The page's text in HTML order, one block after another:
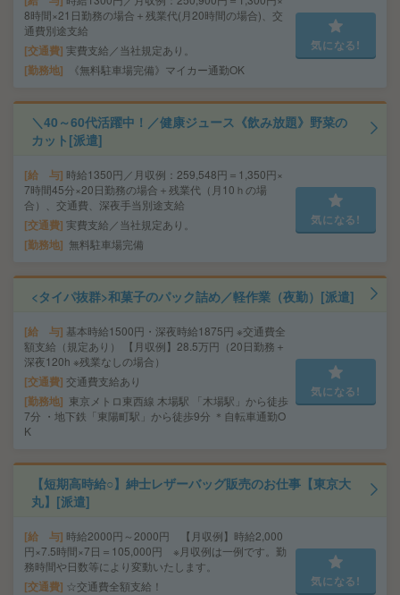
8時間×21日勤務の場合＋残業代(月20時間の場合)、交
通費別途支給
交通費 実費支給／当社規定あり。
勤務地 《無料駐車場完備》マイカー通勤OK
気になる!
＼40～60代活躍中！／健康ジュース《飲み放題》野菜の
カット[派遣]
給 与 時給1350円／月収例：259,548円＝1,350円×
7時間45分×20日勤務の場合＋残業代（月10ｈの場
合）、交通費、深夜手当別途支給
交通費 実費支給／当社規定あり。
勤務地 無料駐車場完備
気になる!
<タイパ抜群>和菓子のパック詰め／軽作業（夜勤）[派遣]
給 与 基本時給1500円・深夜時給1875円 ※交通費全
額支給（規定あり） 【月収例】28.5万円（20日勤務＋
深夜120h ※残業なしの場合）
交通費 交通費支給あり
勤務地
東京メトロ東西線 木場駅 「木場駅」から徒歩
7分 ・地下鉄「東陽町駅」から徒歩9分 ＊自転車通勤O
K
気になる!
【短期高時給○】紳士レザーバッグ販売のお仕事【東京大
丸】[派遣]
給 与 時給2000円～2000円 【月収例】時給2,000
円×7.5時間×7日＝105,000円 ※月収例は一例です。勤
務時間や日数等により変動いたします。
交通費 ☆交通費全額支給！ 気になる!